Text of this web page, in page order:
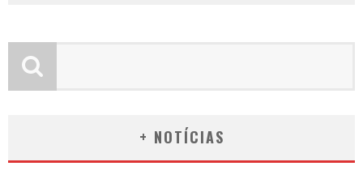
+ NOTÍCIAS